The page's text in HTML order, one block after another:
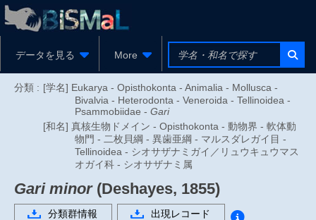
データを見る More
分類 : [学名] Eukarya - Opisthokonta - Animalia - Mollusca -
Bivalvia - Heterodonta - Veneroida - Tellinoidea -
Psammobiidae - Gari
[和名] 真核生物ドメイン - Opisthokonta - 動物界 - 軟体動
物門 - 二枚貝綱 - 異歯亜綱 - マルスダレガイ目 -
Tellinoidea - シオサザナミガイ／リュウキュウマス
オガイ科 - シオサザナミ属
Gari minor(Deshayes, 1855)
分類群情報 出現レコード